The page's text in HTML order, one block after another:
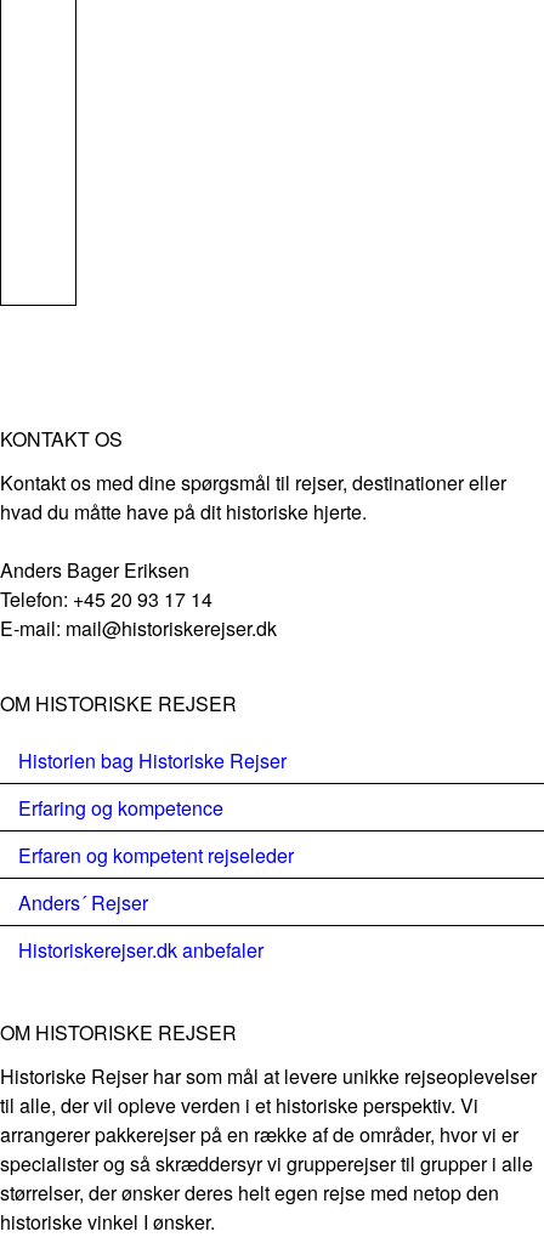
KONTAKT OS
Kontakt os med dine spørgsmål til rejser, destinationer eller
hvad du måtte have på dit historiske hjerte.
Anders Bager Eriksen
Telefon: +45 20 93 17 14
E-mail: mail@historiskerejser.dk
OM HISTORISKE REJSER
Historien bag Historiske Rejser
Erfaring og kompetence
Erfaren og kompetent rejseleder
Anders´ Rejser
Historiskerejser.dk anbefaler
OM HISTORISKE REJSER
Historiske Rejser har som mål at levere unikke rejseoplevelser
til alle, der vil opleve verden i et historiske perspektiv. Vi
arrangerer pakkerejser på en række af de områder, hvor vi er
specialister og så skræddersyr vi grupperejser til grupper i alle
størrelser, der ønsker deres helt egen rejse med netop den
historiske vinkel I ønsker.